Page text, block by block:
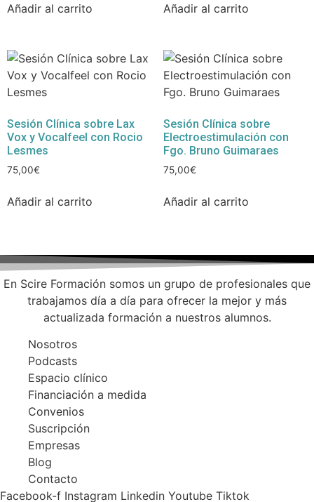
Añadir al carrito Añadir al carrito
Sesión Clínica sobre Lax
Vox y Vocalfeel con Rocio
Lesmes
75,00€
Añadir al carrito
Sesión Clínica sobre
Electroestimulación con
Fgo. Bruno Guimaraes
75,00€
Añadir al carrito
En Scire Formación somos un grupo de profesionales que
trabajamos día a día para ofrecer la mejor y más
actualizada formación a nuestros alumnos.
Nosotros
Podcasts
Espacio clínico
Financiación a medida
Convenios
Suscripción
Empresas
Blog
Contacto
Facebook-f Instagram Linkedin Youtube Tiktok